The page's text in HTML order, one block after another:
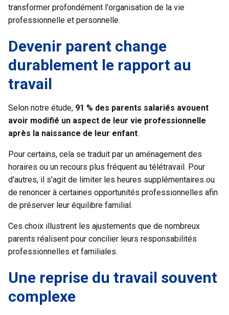
transformer profondément l'organisation de la vie
professionnelle et personnelle.
Devenir parent change
durablement le rapport au
travail
Selon notre étude, 91 % des parents salariés avouent
avoir modifié un aspect de leur vie professionnelle
après la naissance de leur enfant.
Pour certains, cela se traduit par un aménagement des
horaires ou un recours plus fréquent au télétravail. Pour
d'autres, il s'agit de limiter les heures supplémentaires ou
de renoncer à certaines opportunités professionnelles afin
de préserver leur équilibre familial.
Ces choix illustrent les ajustements que de nombreux
parents réalisent pour concilier leurs responsabilités
professionnelles et familiales.
Une reprise du travail souvent
complexe